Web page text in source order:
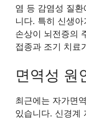
염 등 감염성 질
니다. 특히 신생
손상이 뇌전증의
접종과 조기 치료
면역성 원
최근에는 자가면
있습니다. 신경계